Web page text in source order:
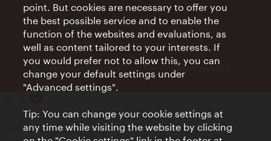
Advertising Material Electronic Invoices
Legal notice
Privacy policy
point. But cookies are necessary to offer you
the best possible service and to enable the
function of the websites and evaluations, as
well as content tailored to your interests. If
you would prefer not to allow this, you can
change your default settings under
"Advanced settings".
Tip: You can change your cookie settings at
any time while visiting the website by clicking